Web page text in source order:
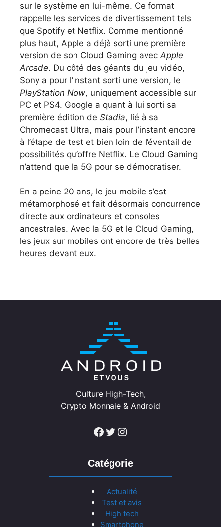
sur le système en lui-même. Ce format
rappelle les services de divertissement tels
que Spotify et Netflix. Comme mentionné
plus haut, Apple a déjà sorti une première
version de son Cloud Gaming avec Apple
Arcade. Du côté des géants du jeu vidéo,
Sony a pour l’instant sorti une version, le
PlayStation Now, uniquement accessible sur
PC et PS4. Google a quant à lui sorti sa
première édition de Stadia, lié à sa
Chromecast Ultra, mais pour l’instant encore
à l’étape de test et bien loin de l’éventail de
possibilités qu’offre Netflix. Le Cloud Gaming
n’attend que la 5G pour se démocratiser.
En a peine 20 ans, le jeu mobile s’est
métamorphosé et fait désormais concurrence
directe aux ordinateurs et consoles
ancestrales. Avec la 5G et le Cloud Gaming,
les jeux sur mobiles ont encore de très belles
heures devant eux.
Culture High-Tech,
Crypto Monnaie & Android
Facebook Twitter Instagram
Catégorie
Actualité
Test et avis
High tech
Smartphone